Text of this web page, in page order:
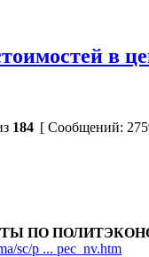
в
184 [ Сообщений:
ПО
sc/p ... pec_nv.htm